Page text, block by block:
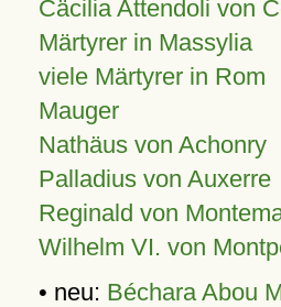
Cäcilia Attendoli von
Märtyrer in Massylia
viele Märtyrer in Rom
Mauger
Nathäus von Achonry
Palladius von Auxerre
Reginald von
Wilhelm VI. von
• neu: Béchara Abou